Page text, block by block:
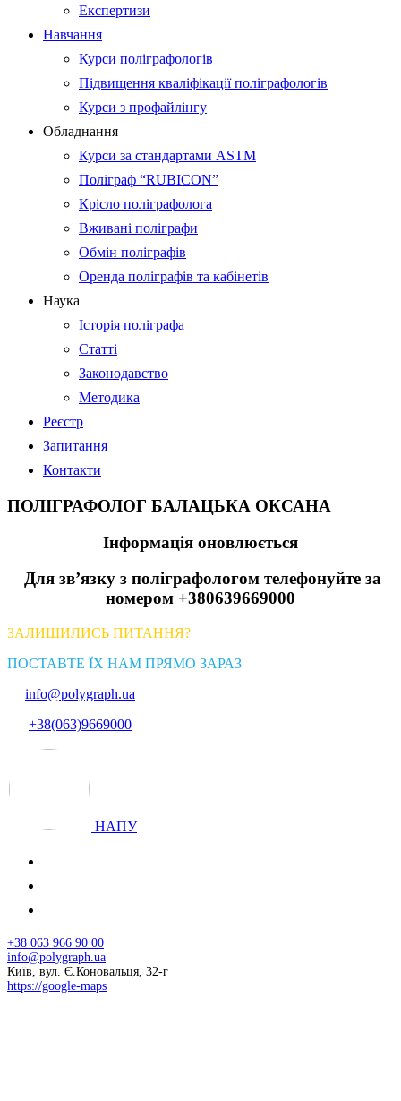
Експертизи
Навчання
Курси поліграфологів
Підвищення кваліфікації поліграфологів
Курси з профайлінгу
Обладнання
Курси за стандартами ASTM
Поліграф “RUBICON”
Крісло поліграфолога
Вживані поліграфи
Обмін поліграфів
Оренда поліграфів та кабінетів
Наука
Історія поліграфа
Статті
Законодавство
Методика
Реєстр
Запитання
Контакти
ПОЛІГРАФОЛОГ БАЛАЦЬКА ОКСАНА
Інформація оновлюється
Для зв’язку з поліграфологом телефонуйте за
номером +380639669000
ЗАЛИШИЛИСЬ ПИТАННЯ?
ПОСТАВТЕ ЇХ НАМ ПРЯМО ЗАРАЗ
info@polygraph.ua
+38(063)9669000
НАПУ
+38 063 966 90 00
info@polygraph.ua
Київ, вул. Є.Коновальця, 32-г
https://google-maps